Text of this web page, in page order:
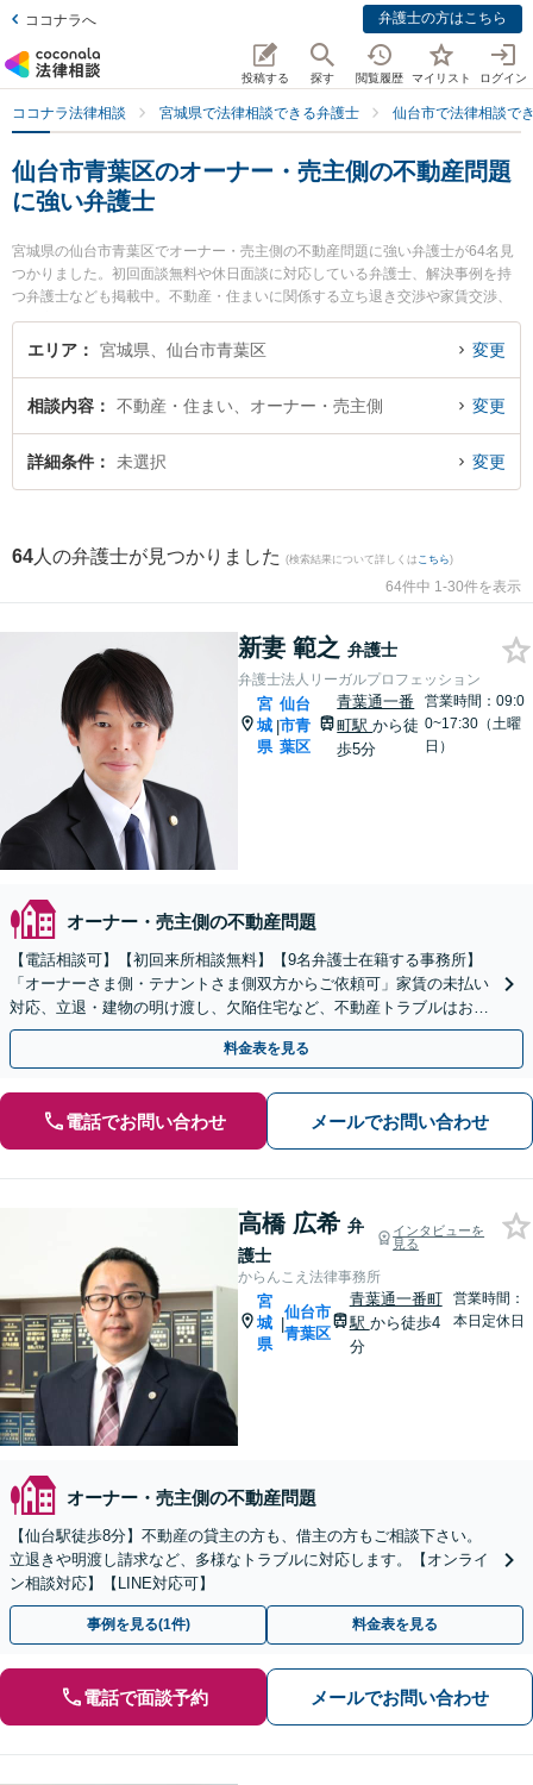
ココナラへ 弁護士の方はこちら
投稿する 探す 閲覧履歴 マイリスト ログイン
ココナラ法律相談 宮城県で法律相談できる弁護士 仙台市で法律相談で
仙台市青葉区のオーナー・売主側の不動産問題
に強い弁護士
宮城県の仙台市青葉区でオーナー・売主側の不動産問題に強い弁護士が64名見
つかりました。初回面談無料や休日面談に対応している弁護士、解決事例を持
つ弁護士なども掲載中。不動産・住まいに関係する立ち退き交渉や家賃交渉、
不動産契約解除等の細かな分野での絞り込み検索もでき便利です。特に弁護士
法人リーガルプロフェッションの新妻 範之弁護士やからんこえ法律事務所の高
たオーナー・売主側の不動産問題のトラブルを今すぐに弁護士に相談したい』
『オーナー・売主側の不動産問題のトラブル解決の実績豊富な近くの弁護士を
検索したい』『初回相談無料でオーナー・売主側の不動産問題を法律相談でき
エリア 宮城県、仙台市青葉区 変更
相談内容 不動産・住まい、オーナー・売主側 変更
詳細条件 未選択 変更
64 人の弁護士が見つかりました (検索結果について詳しくは こちら)
64件中 1-30件を表示
新妻 範之 弁護士
弁護士法人リーガルプロフェッション
宮
城
県
|
仙台
市青
葉区
青葉通一番
町駅から徒
歩5分
営業時間：09:0
0~17:30（土曜
日）
オーナー・売主側の不動産問題
【電話相談可】【初回来所相談無料】【9名弁護士在籍する事務所】
「オーナーさま側・テナントさま側双方からご依頼可」家賃の未払い
対応、立退・建物の明け渡し、欠陥住宅など、不動産トラブルはお任
せください「早期相談で損失を最小限に抑える」
料金表を見る
電話でお問い合わせ メールでお問い合わせ
高橋 広希 弁
護士
インタビューを
見る
からんこえ法律事務所
宮
城
県
|
仙台市
青葉区
青葉通一番町
駅 から徒歩4
分
営業時間：
本日定休日
オーナー・売主側の不動産問題
【仙台駅徒歩8分】不動産の貸主の方も、借主の方もご相談下さい。
立退きや明渡し請求など、多様なトラブルに対応します。【オンライ
ン相談対応】【LINE対応可】
事例を見る(1件) 料金表を見る
電話で面談予約 メールでお問い合わせ